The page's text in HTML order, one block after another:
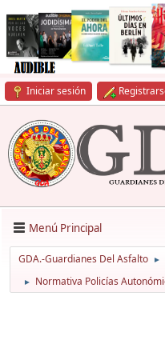
Iniciar sesión
Menú Principal
GDA.-Guardianes Del Asfalto ►
► Normativa Policías